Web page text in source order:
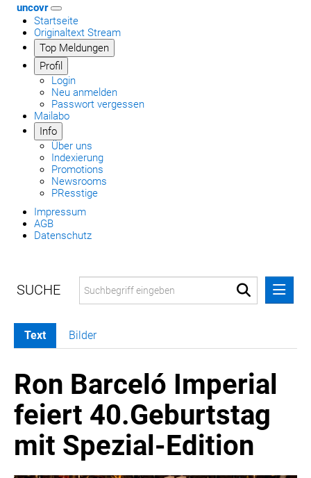
uncovr
Startseite
Originaltext Stream
Top Meldungen
Profil
Login
Neu anmelden
Passwort vergessen
Mailabo
Info
Über uns
Indexierung
Promotions
Newsrooms
PResstige
Impressum
AGB
Datenschutz
MELDUNGEN
COCA-COLA
COCA-COLA HBC ÖSTERREICH
Nemiroff
Padre Azul
The Famous Grouse
Text Bilder
Ron Barceló Imperial
feiert 40.Geburtstag
mit Spezial-Edition